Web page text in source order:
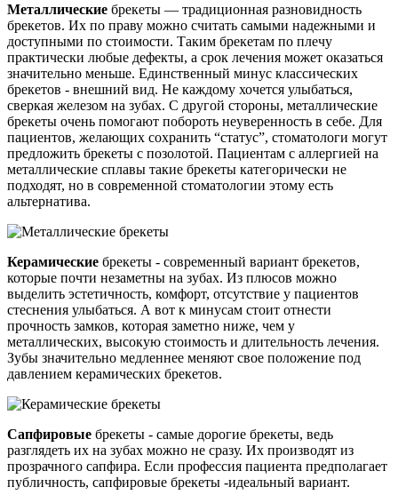
Металлические брекеты — традиционная разновидность
брекетов. Их по праву можно считать самыми надежными и
доступными по стоимости. Таким брекетам по плечу
практически любые дефекты, а срок лечения может оказаться
значительно меньше. Единственный минус классических
брекетов - внешний вид. Не каждому хочется улыбаться,
сверкая железом на зубах. С другой стороны, металлические
брекеты очень помогают побороть неуверенность в себе. Для
пациентов, желающих сохранить “статус”, стоматологи могут
предложить брекеты с позолотой. Пациентам с аллергией на
металлические сплавы такие брекеты категорически не
подходят, но в современной стоматологии этому есть
альтернатива.
Керамические брекеты - современный вариант брекетов,
которые почти незаметны на зубах. Из плюсов можно
выделить эстетичность, комфорт, отсутствие у пациентов
стеснения улыбаться. А вот к минусам стоит отнести
прочность замков, которая заметно ниже, чем у
металлических, высокую стоимость и длительность лечения.
Зубы значительно медленнее меняют свое положение под
давлением керамических брекетов.
Сапфировые брекеты - самые дорогие брекеты, ведь
разглядеть их на зубах можно не сразу. Их производят из
прозрачного сапфира. Если профессия пациента предполагает
публичность, сапфировые брекеты -идеальный вариант.